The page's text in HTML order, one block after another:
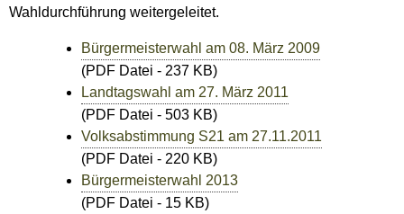
Wahldurchführung weitergeleitet.
Bürgermeisterwahl am 08. März 2009
(PDF Datei - 237 KB)
Landtagswahl am 27. März 2011
(PDF Datei - 503 KB)
Volksabstimmung S21 am 27.11.2011
(PDF Datei - 220 KB)
Bürgermeisterwahl 2013
(PDF Datei - 15 KB)